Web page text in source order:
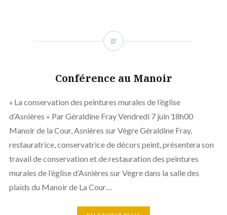
Conférence au Manoir
« La conservation des peintures murales de l’église
d’Asnières » Par Géraldine Fray Vendredi 7 juin 18h00
Manoir de la Cour, Asnières sur Vègre Géraldine Fray,
restauratrice, conservatrice de décors peint, présentera son
travail de conservation et de restauration des peintures
murales de l’église d’Asnières sur Vègre dans la salle des
plaids du Manoir de La Cour…